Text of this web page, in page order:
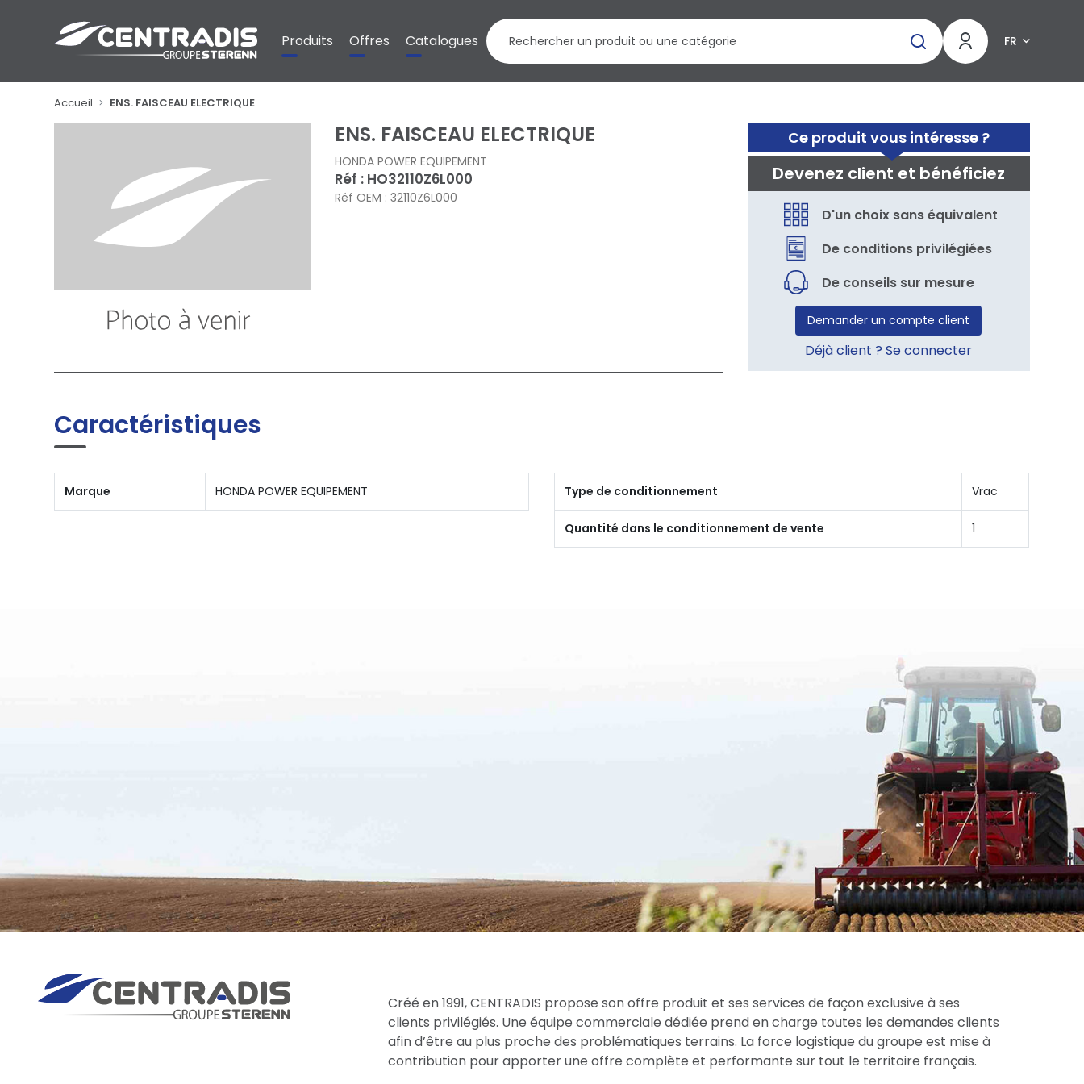
Produits Offres Catalogues FR
Accueil ENS. FAISCEAU ELECTRIQUE
Ce produit vous intéresse ?
Devenez client et bénéficiez
D'un choix sans équivalent
De conditions privilégiées
De conseils sur mesure
Demander un compte client
Déjà client ? Se connecter
ENS. FAISCEAU ELECTRIQUE
HONDA POWER EQUIPEMENT
Réf : HO32110Z6L000
Réf OEM : 32110Z6L000
Caractéristiques
Marque HONDA POWER EQUIPEMENT Type de conditionnement Vrac
Quantité dans le conditionnement de vente 1
Créé en 1991, CENTRADIS propose son offre produit et ses services de façon exclusive à ses
clients privilégiés. Une équipe commerciale dédiée prend en charge toutes les demandes clients
afin d’être au plus proche des problématiques terrains. La force logistique du groupe est mise à
contribution pour apporter une offre complète et performante sur tout le territoire français.